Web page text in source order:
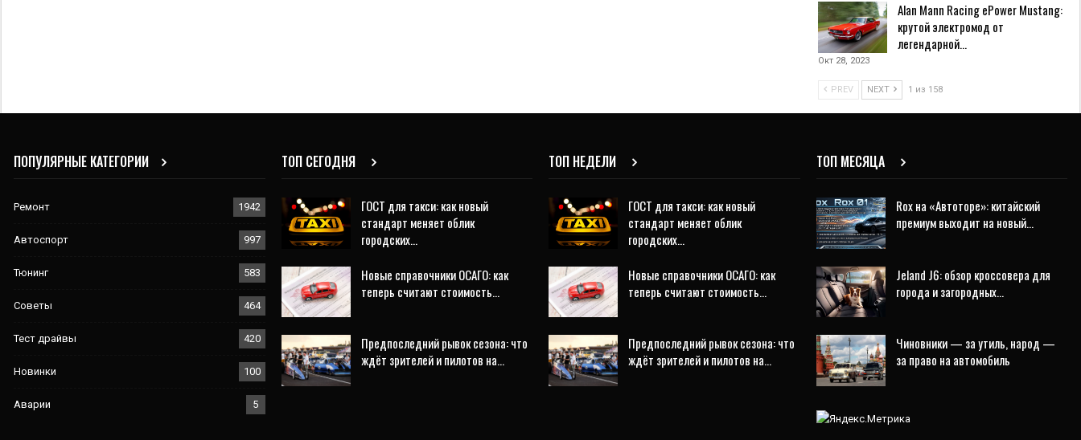
Alan Mann Racing ePower Mustang:
крутой электромод от
легендарной…
Окт 28, 2023
PREV NEXT 1 из 158
ПОПУЛЯРНЫЕ КАТЕГОРИИ
Ремонт 1942
Автоспорт 997
Тюнинг 583
Советы 464
Тест драйвы 420
Новинки 100
Аварии 5
ТОП СЕГОДНЯ
ГОСТ для такси: как новый
стандарт меняет облик
городских…
Новые справочники ОСАГО: как
теперь считают стоимость…
Предпоследний рывок сезона: что
ждёт зрителей и пилотов на…
ТОП НЕДЕЛИ
ГОСТ для такси: как новый
стандарт меняет облик
городских…
Новые справочники ОСАГО: как
теперь считают стоимость…
Предпоследний рывок сезона: что
ждёт зрителей и пилотов на…
ТОП МЕСЯЦА
Rox на «Автоторе»: китайский
премиум выходит на новый…
Jeland J6: обзор кроссовера для
города и загородных…
Чиновники — за утиль, народ —
за право на автомобиль